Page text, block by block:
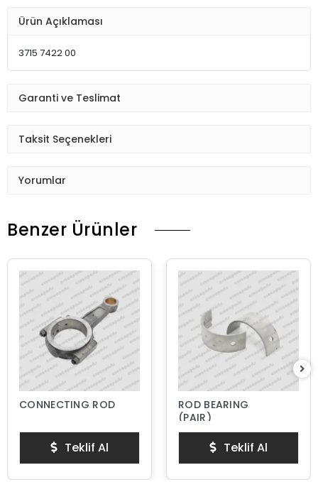
Ürün Açıklaması
3715 7422 00
Garanti ve Teslimat
Taksit Seçenekleri
Yorumlar
Benzer Ürünler
CONNECTING ROD
Teklif Al
ROD BEARING
(PAIR)
Teklif Al